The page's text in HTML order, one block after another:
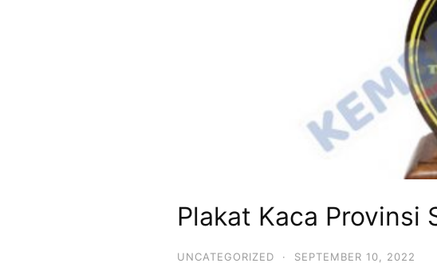
Plakat Kaca Provinsi
UNCATEGORIZED · SEPTEMBER 10, 2022